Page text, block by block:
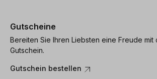
Gutscheine
Bereiten Sie Ihren Liebsten eine Freude mit
Gutschein.
Gutschein bestellen